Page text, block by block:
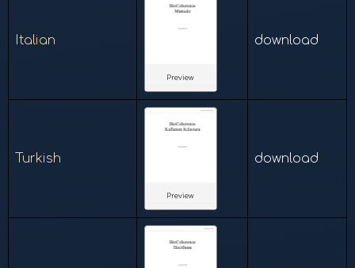
Italian
Preview
download
Turkish
Preview
download